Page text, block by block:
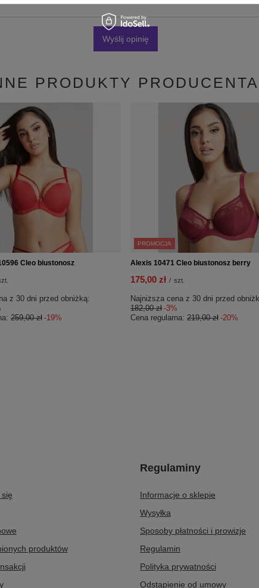
Wyślij opinię
PRODUKTY
Cleo biustonosz
z 30 dni przed obniżką:
259,00 zł -19%
PROMOCJA
Alexis 10471 Cleo biustonosz berry
175,00 zł / szt.
Najniższa cena z 30 dni przed
182,00 zł -3%
Cena regularna: 219,00 zł -20%
produktów
Regulaminy
Informacje o sklepie
Wysyłka
Sposoby płatności i prowizje
Regulamin
Polityka prywatności
Odstąpienie od umowy